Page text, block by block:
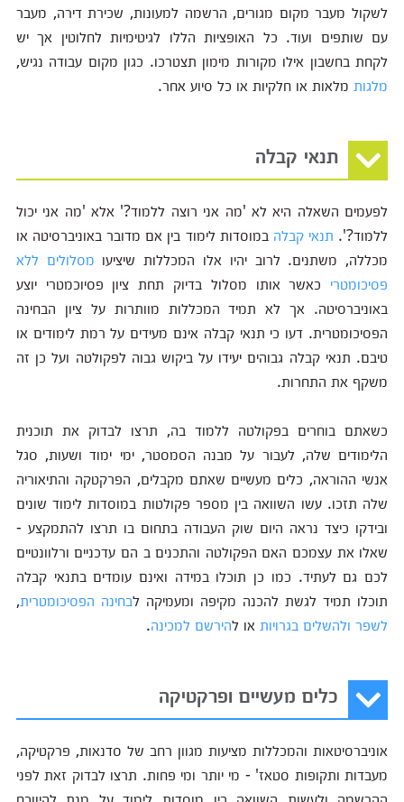
לשקול מעבר מקום מגורים, הרשמה למעונות, שכירת דירה, מעבר
עם שותפים ועוד. כל האופציות הללו לגיטימיות לחלוטין אך יש
לקחת בחשבון אילו מקורות מימון תצטרכו. כגון מקום עבודה נגיש,
מלגות מלאות או חלקיות או כל סיוע אחר.
תנאי קבלה
לפעמים השאלה היא לא 'מה אני רוצה ללמוד?' אלא 'מה אני יכול
ללמוד?'. תנאי קבלה במוסדות לימוד בין אם מדובר באוניברסיטה או
מכללה, משתנים. לרוב יהיו אלו המכללות שיציעו מסלולים ללא
פסיכומטרי כאשר אותו מסלול בדיוק תחת ציון פסיוכמטרי יוצע
באוניברסיטה. אך לא תמיד המכללות מוותרות על ציון הבחינה
הפסיכומטרית. דעו כי תנאי קבלה אינם מעידים על רמת לימודים או
טיבם. תנאי קבלה גבוהים יעידו על ביקוש גבוה לפקולטה ועל כן זה
משקף את התחרות.
כשאתם בוחרים בפקולטה ללמוד בה, תרצו לבדוק את תוכנית
הלימודים שלה, לעבור על מבנה הסמסטר, ימי ימוד ושעות, סגל
אנשי ההוראה, כלים מעשיים שאתם מקבלים, הפרקטקה והתיאוריה
שלה תזכו. עשו השוואה בין מספר פקולטות במוסדות לימוד שונים
ובידקו כיצד נראה היום שוק העבודה בתחום בו תרצו להתמקצע -
שאלו את עצמכם האם הפקולטה והתכנים ב הם עדכניים ורלוונטיים
לכם גם לעתיד. כמו כן תוכלו במידה ואינם עומדים בתנאי קבלה
תוכלו תמיד לגשת להכנה מקיפה ומעמיקה לבחינה הפסיכומטרית,
לשפר ולהשלים בגרויותאו להירשם למכינה.
כלים מעשיים ופרקטיקה
אוניברסיטאות והמכללות מציעות מגוון רחב של סדנאות, פרקטיקה,
מעבדות ותקופות סטאז' - מי יותר ומי פחות. תרצו לבדוק זאת לפני